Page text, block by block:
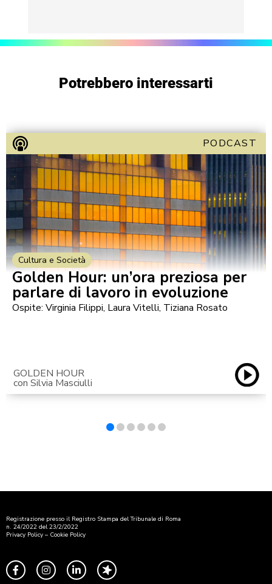
Potrebbero interessarti
PODCAST
Cultura e Società
Golden Hour: un’ora preziosa per
parlare di lavoro in evoluzione
Ospite: Virginia Filippi, Laura Vitelli, Tiziana Rosato
GOLDEN HOUR
con Silvia Masciulli
Registrazione presso il Registro Stampa del Tribunale di Roma
n. 24/2022 del 23/2/2022
Privacy Policy – Cookie Policy